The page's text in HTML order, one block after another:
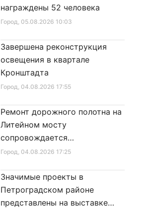
Город, 05.08.2026 10:03
награждены 52 человека
Город, 04.08.2026 17:55
Завершена реконструкция
освещения в квартале
Кронштадта
Город, 04.08.2026 17:25
Ремонт дорожного полотна на
Литейном мосту
сопровождается
реставрационными работами
Значимые проекты в
Петроградском районе
представлены на выставке